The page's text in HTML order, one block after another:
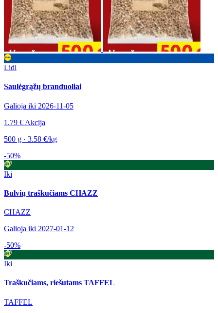
Lidl
Saulėgrąžų branduoliai
Galioja iki 2026-11-05
1.79 € Akcija
500 g · 3.58 €/kg
-50%
Iki
Bulvių traškučiams CHAZZ
CHAZZ
Galioja iki 2027-01-12
-50%
Iki
Traškučiams, riešutams TAFFEL
TAFFEL